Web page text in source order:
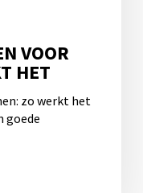
VOOR
HET
zo werkt het
goede